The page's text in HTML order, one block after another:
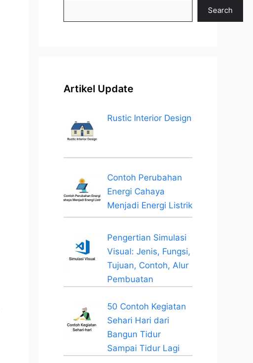
Search
Artikel Update
Rustic Interior Design
Contoh Perubahan
Energi Cahaya
Menjadi Energi Listrik
Pengertian Simulasi
Visual: Jenis, Fungsi,
Tujuan, Contoh, Alur
Pembuatan
50 Contoh Kegiatan
Sehari Hari dari
Bangun Tidur
Sampai Tidur Lagi